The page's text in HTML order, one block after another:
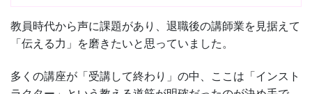
教員時代から声に課題があり、退職後の講師業を見据えて
「伝える力」を磨きたいと思っていました。
多くの講座が「受講して終わり」の中、ここは「インスト